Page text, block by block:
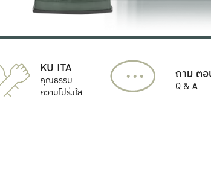
KU ITA
คุณธรรม
ความโปร่งใส
... ถาม ต
Q & A